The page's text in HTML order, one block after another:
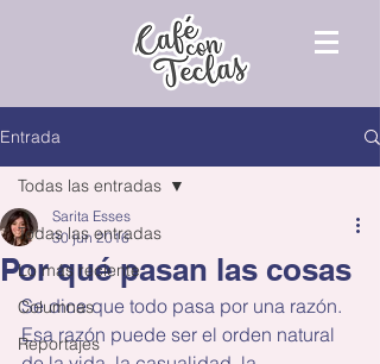
Entrada
Todas las entradas
Lo más reciente
Columnas
Reportajes
Todas las entradas
Por qué pasan las cosas
Sarita Esses
30 jun 2016
Se dice que todo pasa por una razón.
Esa razón puede ser el orden natural